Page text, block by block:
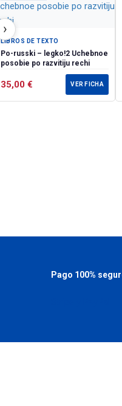
LIBROS DE TEXTO
Po-russki – legko!2 Uchebnoe
posobie po razvitiju rechi
35,00 € VER FICHA
›
Pago 100%